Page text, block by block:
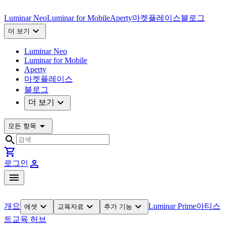
Luminar NeoLuminar for MobileAperty마켓플레이스블로그
더 보기 expand_more
Luminar Neo
Luminar for Mobile
Aperty
마켓플레이스
블로그
더 보기
expand_more
모든 항목 arrow_drop_down
search
shopping_cart
로그인 person
menu
개요 에셋 expand_more 교육자료 expand_more 추가 기능 expand_more Luminar Prime아티스
트 교육 허브